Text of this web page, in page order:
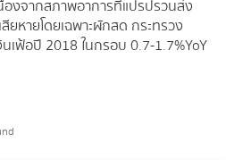
งจากสภาพอาการที่แปรปรวนส่ง
ยหายโดยเฉพาะผักสด กระทรวง
ฟ้อปี 2018 ในกรอบ 0.7-1.7%YoY